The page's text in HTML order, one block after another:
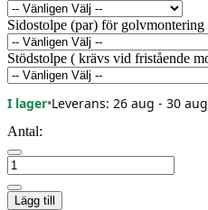
Sidostolpe (par) för golvmontering
Stödstolpe ( krävs vid fristående
I lager•Leverans: 26 aug - 30 aug
Antal:
Lägg till